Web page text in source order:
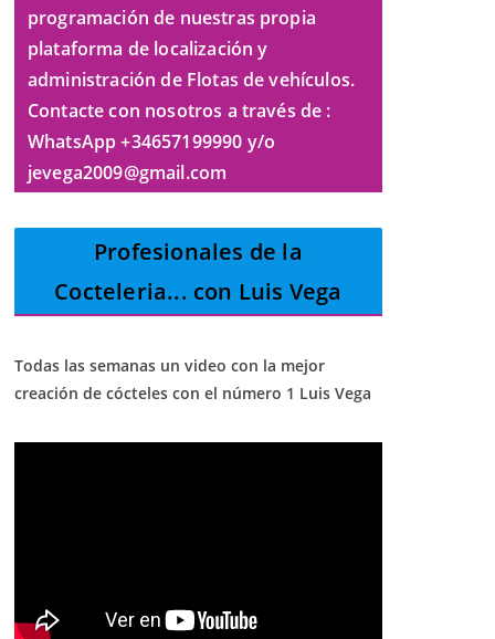
programación de nuestras propia
plataforma de localización y
administración de Flotas de vehículos.
Contacte con nosotros a través de :
WhatsApp +34657199990 y/o
jevega2009@gmail.com
Profesionales de la
Cocteleria... con Luis Vega
Todas las semanas un video con la mejor
creación de cócteles con el número 1 Luis Vega